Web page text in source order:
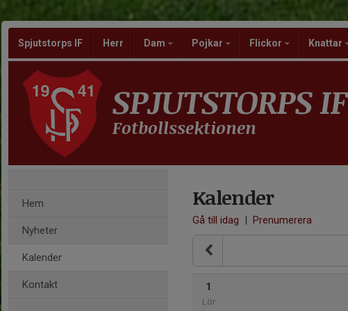
Spjutstorps IF Herr Dam Pojkar Flickor Knattar
SPJUTSTORPS IF
Fotbollssektionen
Hem
Nyheter
Kalender
Kontakt
Kalender
Gå till idag | Prenumerera
1
Lör